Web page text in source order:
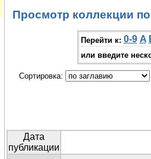
Просмотр коллекции
Перейти к: 0-9 A
или введите
Сортировка:
Дата
публикации